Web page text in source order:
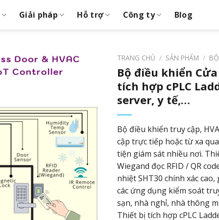
Giải pháp Hỗ trợ Công ty Blog
TRANG CHỦ / SẢN PHẨM /
Bộ điều khiển Cửa
tích hợp cPLC
server, y tế,…
Bộ điều khiển truy cập,
cập trực tiếp hoặc từ xa
tiện giám sát nhiều nơi.
Wiegand đọc RFID / QR
nhiệt SHT30 chính xác
các ứng dụng kiểm soát
sạn, nhà nghỉ, nhà thông
Thiết bị tích hợp cPLC